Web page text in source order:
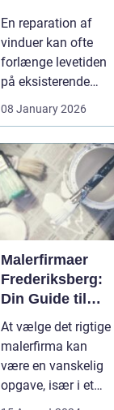
sig?
En reparation af
vinduer kan ofte
forlænge levetiden
på eksisterende
08 January 2026
Malerfirmaer
Frederiksberg:
Din Guide til
Kvalitet og
Service
At vælge det rigtige
malerfirma kan
være en vanskelig
opgave, især i et